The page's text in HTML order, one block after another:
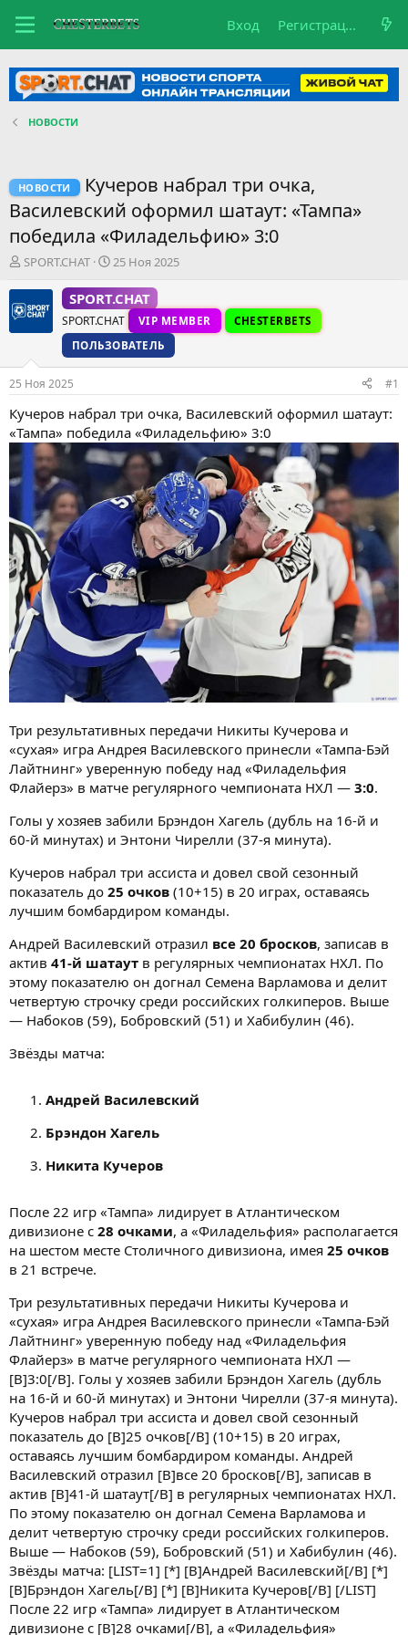
Вход Регистрация
НОВОСТИ
НОВОСТИ
Кучеров набрал три очка,
Василевский оформил шатаут: «Тампа»
победила «Филадельфию» 3:0
А
т
о
е
м
ы
SPORT.CHAT
Д
т
а
н
а
ч
л
а
25 Ноя 2025
SPORT.CHAT
SPORT.CHAT VIP MEMBER
CHESTERBETS
ПОЛЬЗОВАТЕЛЬ
25 Ноя 2025 #1
Кучеров набрал три очка, Василевский оформил шатаут:
«Тампа» победила «Филадельфию» 3:0
Три результативных передачи Никиты Кучерова и
«сухая» игра Андрея Василевского принесли «Тампа-Бэй
Лайтнинг» уверенную победу над «Филадельфия
Флайерз» в матче регулярного чемпионата НХЛ — 3:0.
Голы у хозяев забили Брэндон Хагель (дубль на 16-й и
60-й минутах) и Энтони Чирелли (37-я минута).
Кучеров набрал три ассиста и довел свой сезонный
показатель до 25 очков (10+15) в 20 играх, оставаясь
лучшим бомбардиром команды.
Андрей Василевский отразил все 20 бросков, записав в
актив 41-й шатаут в регулярных чемпионатах НХЛ. По
этому показателю он догнал Семена Варламова и делит
четвертую строчку среди российских голкиперов. Выше
— Набоков (59), Бобровский (51) и Хабибулин (46).
Звёзды матча:
Андрей Василевский
Брэндон Хагель
Никита Кучеров
После 22 игр «Тампа» лидирует в Атлантическом
дивизионе с 28 очками, а «Филадельфия» располагается
на шестом месте Столичного дивизиона, имея 25 очков
в 21 встрече.
Три результативных передачи Никиты Кучерова и
«сухая» игра Андрея Василевского принесли «Тампа-Бэй
Лайтнинг» уверенную победу над «Филадельфия
Флайерз» в матче регулярного чемпионата НХЛ —
[B]3:0[/B]. Голы у хозяев забили Брэндон Хагель (дубль
на 16-й и 60-й минутах) и Энтони Чирелли (37-я минута).
Кучеров набрал три ассиста и довел свой сезонный
показатель до [B]25 очков[/B] (10+15) в 20 играх,
оставаясь лучшим бомбардиром команды. Андрей
Василевский отразил [B]все 20 бросков[/B], записав в
актив [B]41-й шатаут[/B] в регулярных чемпионатах НХЛ.
По этому показателю он догнал Семена Варламова и
делит четвертую строчку среди российских голкиперов.
Выше — Набоков (59), Бобровский (51) и Хабибулин (46).
Звёзды матча: [LIST=1] [*] [B]Андрей Василевский[/B] [*]
[B]Брэндон Хагель[/B] [*] [B]Никита Кучеров[/B] [/LIST]
После 22 игр «Тампа» лидирует в Атлантическом
дивизионе с [B]28 очками[/B], а «Филадельфия»